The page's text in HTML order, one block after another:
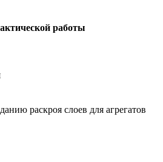
работы
раскроя слоев для агрегатов